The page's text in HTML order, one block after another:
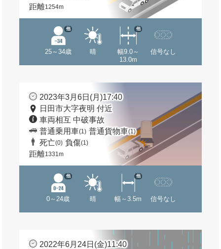
距離1254m
25～34歳
他
晴
幅9.0～
13.0m
他
信号なし
2023年3月6日(月)17:40
日田市大字夜明 付近
車両相互 中破事故
普通乗用車(1) 普通貨物車(1)
死亡(0) 負傷(1)
距離1331m
0～24歳
他
晴 幅～3.5m
他
信号なし
2022年6月24日(金)11:40